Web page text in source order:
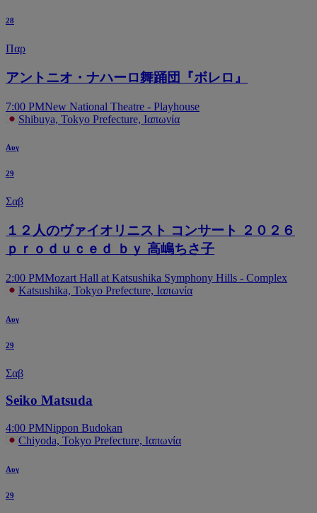
28
Παρ
アントニオ・ナハーロ舞踊団『ボレロ』
7:00 PMNew National Theatre - Playhouse
Shibuya, Tokyo Prefecture, Ιαπωνία
Αυγ
29
Σαβ
１２人のヴァイオリニスト コンサート ２０２６
ｐｒｏｄｕｃｅｄ ｂｙ 高嶋ちさ子
2:00 PMMozart Hall at Katsushika Symphony Hills - Complex
Katsushika, Tokyo Prefecture, Ιαπωνία
Αυγ
29
Σαβ
Seiko Matsuda
4:00 PMNippon Budokan
Chiyoda, Tokyo Prefecture, Ιαπωνία
Αυγ
29